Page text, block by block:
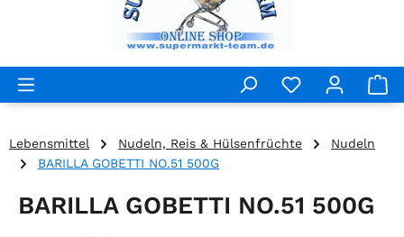
Lebensmittel Nudeln, Reis & Hülsenfrüchte
Nudeln
BARILLA GOBETTI NO.51 500G
BARILLA GOBETTI NO.51 500G